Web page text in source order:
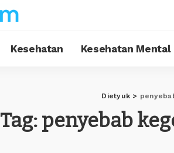
Kesehatan Kesehatan Mental
Dietyuk >
Tag:penyebab